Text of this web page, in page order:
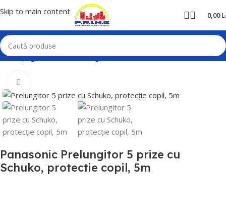
Skip to main content 0,00
Prima pagină Home Prelungitoare Panasonic
Panasonic Prelungitor 5 prize cu
Schuko, protectie copil, 5m